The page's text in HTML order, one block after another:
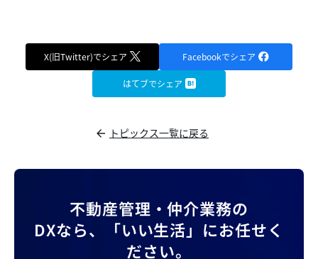
X(旧Twitter)でシェア Facebookでシェア
はてブでシェア
トピックス一覧に戻る
不動産管理・仲介業務の
DXなら、
「いい生活」にお任せく
ださい。